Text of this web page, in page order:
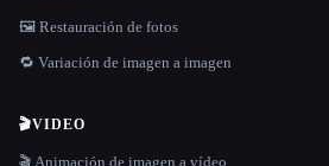
🖼️ Restauración de fotos
🔁 Variación de imagen a imagen
🎬VIDEO
🎬 Animación de imagen a vídeo